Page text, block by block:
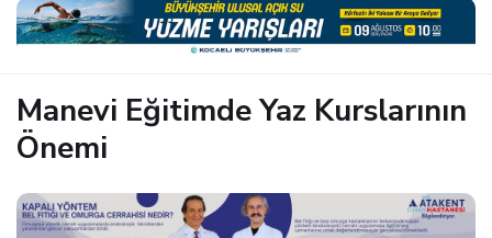
Manevi Eğitimde Yaz Kurslarının
Önemi